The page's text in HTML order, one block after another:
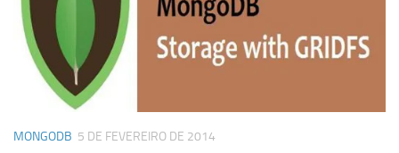
MONGODB 5 DE FEVEREIRO DE 2014